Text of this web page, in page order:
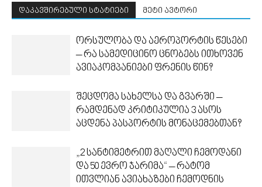
დაკავშირებული სტატიები მეტი ავტორი
ორსულობა და აეროპორტის წესები
– რა სამედიცინო ცნობებს ითხოვენ
ავიაკომპანიები ფრენის წინ?
შეცდომა სახელსა და გვარში –
რამდენად კრიტიკულია 3 ასოს
აცდენა პასპორტის მონაცემებთან?
„2 სანტიმეტრით მაღალი ჩემოდანი
და 50 ევრო ჯარიმა“ – რატომ
ითვლიან ავიახაზები ჩემოდნის